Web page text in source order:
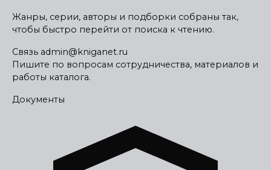
Жанры, серии, авторы и подборки собраны так,
чтобы быстро перейти от поиска к чтению.
Связь admin@kniganet.ru
Пишите по вопросам сотрудничества, материалов и
работы каталога.
Документы